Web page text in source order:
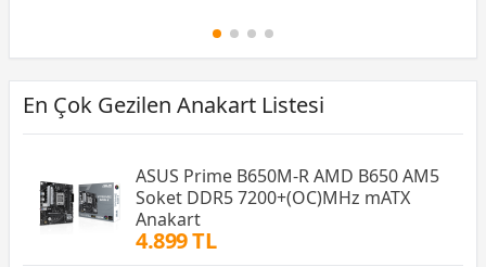
En Çok Gezilen Anakart Listesi
ASUS Prime B650M-R AMD B650 AM5
Soket DDR5 7200+(OC)MHz mATX
Anakart
4.899 TL